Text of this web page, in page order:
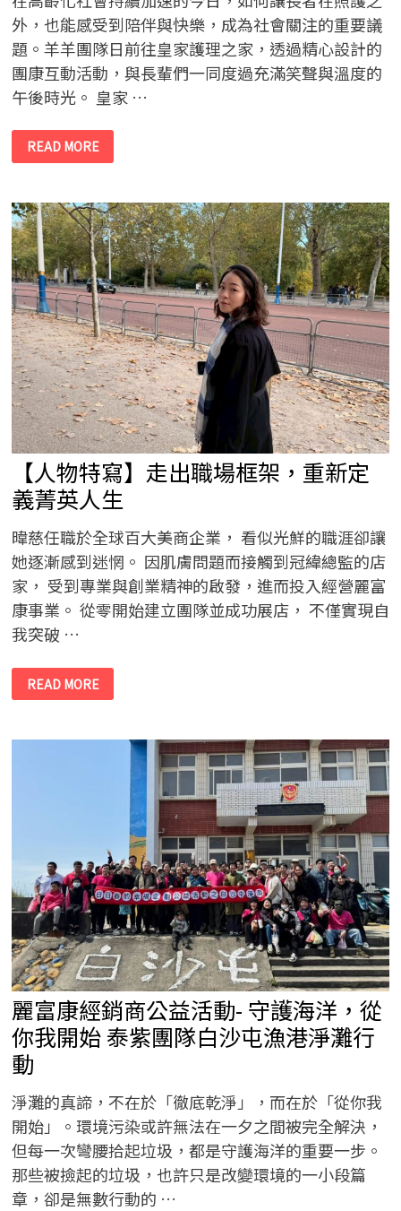
外，也能感受到陪伴與快樂，成為社會關注的重要議
題。羊羊團隊日前往皇家護理之家，透過精心設計的
團康互動活動，與長輩們一同度過充滿笑聲與溫度的
午後時光。 皇家 …
麗
富
康
商
公
益
活
動-
羊
羊
團
隊
走
入
長
照
機
構
以
團
康
互
動
陪
伴
長
輩
傳
遞
溫
暖
與
關
懷
READ MORE
【人物特寫】走出職場框架，重新定
義菁英人生
暐慈任職於全球百大美商企業， 看似光鮮的職涯卻讓
她逐漸感到迷惘。 因肌膚問題而接觸到冠緯總監的店
家， 受到專業與創業精神的啟發，進而投入經營麗富
康事業。 從零開始建立團隊並成功展店， 不僅實現自
我突破 …
【人
物
特
出
英
人
生
READ MORE
麗富康經銷商公益活動- 守護海洋，從
你我開始 泰紫團隊白沙屯漁港淨灘行
動
淨灘的真諦，不在於「徹底乾淨」，而在於「從你我
開始」。環境污染或許無法在一夕之間被完全解決，
但每一次彎腰拾起垃圾，都是守護海洋的重要一步。
那些被撿起的垃圾，也許只是改變環境的一小段篇
章，卻是無數行動的 …